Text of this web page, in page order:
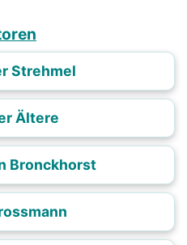
Strehmel
Ältere
Bronckhorst